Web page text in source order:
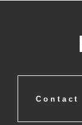
Contact